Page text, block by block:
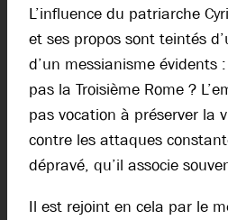
L’influence du patriarche
et ses propos sont teintés
d’un messianisme évidents
pas la Troisième Rome ?
pas vocation à préserver la
contre les attaques
dépravé, qu’il associe
Il est rejoint en cela par le